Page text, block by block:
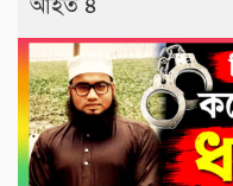
আহত ৪